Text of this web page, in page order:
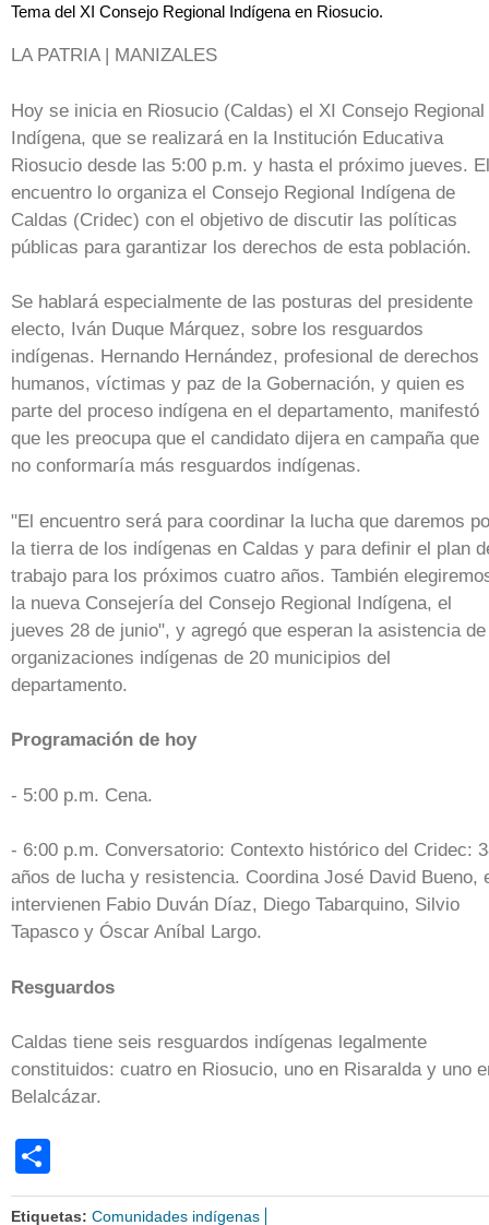
Tema del XI Consejo Regional Indígena en Riosucio.
LA PATRIA | MANIZALES
Hoy se inicia en Riosucio (Caldas) el XI Consejo Regional
Indígena, que se realizará en la Institución Educativa
Riosucio desde las 5:00 p.m. y hasta el próximo jueves. El
encuentro lo organiza el Consejo Regional Indígena de
Caldas (Cridec) con el objetivo de discutir las políticas
públicas para garantizar los derechos de esta población.
Se hablará especialmente de las posturas del presidente
electo, Iván Duque Márquez, sobre los resguardos
indígenas. Hernando Hernández, profesional de derechos
humanos, víctimas y paz de la Gobernación, y quien es
parte del proceso indígena en el departamento, manifestó
que les preocupa que el candidato dijera en campaña que
no conformaría más resguardos indígenas.
"El encuentro será para coordinar la lucha que daremos
la tierra de los indígenas en Caldas y para definir el plan
trabajo para los próximos cuatro años. También
la nueva Consejería del Consejo Regional Indígena, el
jueves 28 de junio", y agregó que esperan la asistencia de
organizaciones indígenas de 20 municipios del
departamento.
Programación de hoy
- 5:00 p.m. Cena.
- 6:00 p.m. Conversatorio: Contexto histórico del Cridec:
años de lucha y resistencia. Coordina José David Bueno,
intervienen Fabio Duván Díaz, Diego Tabarquino, Silvio
Tapasco y Óscar Aníbal Largo.
Resguardos
Caldas tiene seis resguardos indígenas legalmente
constituidos: cuatro en Riosucio, uno en Risaralda y uno
Belalcázar.
Etiquetas: Comunidades indígenas